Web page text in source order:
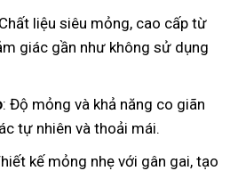
liệu siêu mỏng, cao cấp từ
giác gần như không sử dụng
: Độ mỏng và khả năng co giãn
tự nhiên và thoải mái.
kế mỏng nhẹ với gân gai, tạo